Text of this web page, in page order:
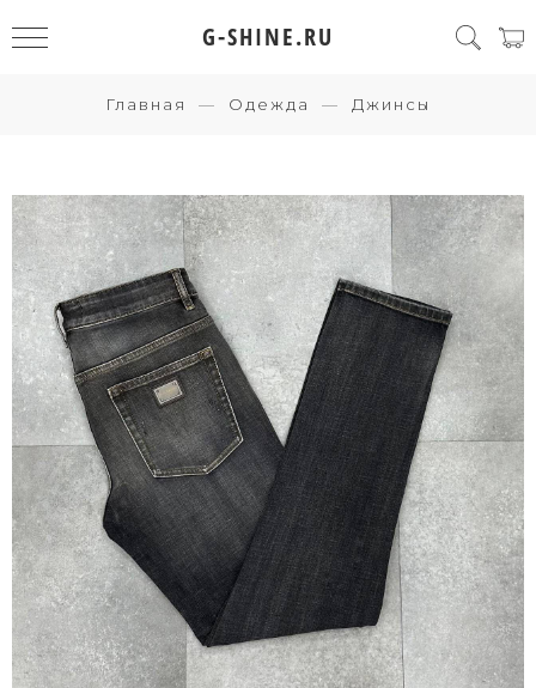
G-SHINE.RU
Главная Одежда Джинсы